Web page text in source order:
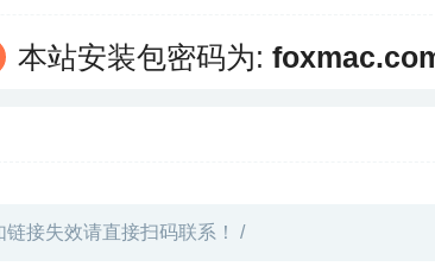
本站安装包密码为:
接失效请直接扫码联系！ /